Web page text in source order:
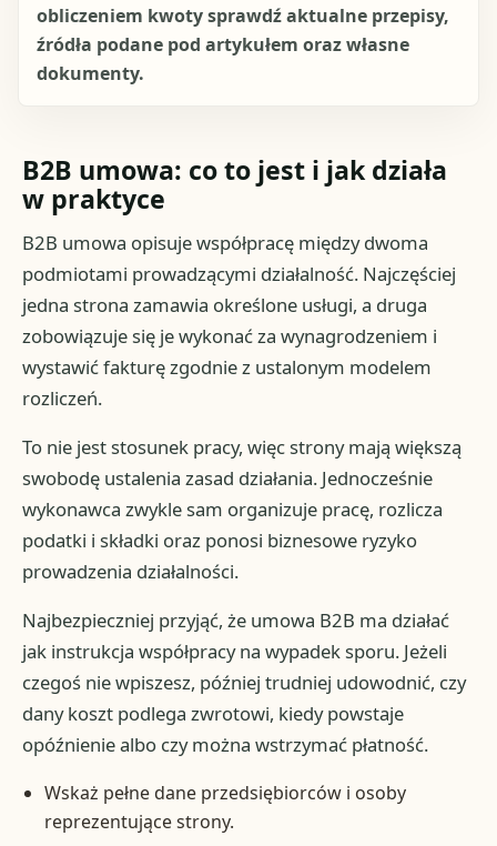
obliczeniem kwoty sprawdź aktualne przepisy,
źródła podane pod artykułem oraz własne
dokumenty.
B2B umowa: co to jest i jak działa
w praktyce
B2B umowa opisuje współpracę między dwoma
podmiotami prowadzącymi działalność. Najczęściej
jedna strona zamawia określone usługi, a druga
zobowiązuje się je wykonać za wynagrodzeniem i
wystawić fakturę zgodnie z ustalonym modelem
rozliczeń.
To nie jest stosunek pracy, więc strony mają większą
swobodę ustalenia zasad działania. Jednocześnie
wykonawca zwykle sam organizuje pracę, rozlicza
podatki i składki oraz ponosi biznesowe ryzyko
prowadzenia działalności.
Najbezpieczniej przyjąć, że umowa B2B ma działać
jak instrukcja współpracy na wypadek sporu. Jeżeli
czegoś nie wpiszesz, później trudniej udowodnić, czy
dany koszt podlega zwrotowi, kiedy powstaje
opóźnienie albo czy można wstrzymać płatność.
Wskaż pełne dane przedsiębiorców i osoby
reprezentujące strony.